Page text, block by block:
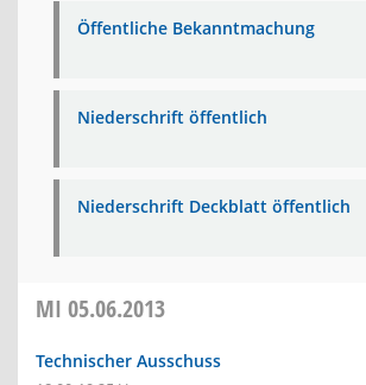
Öffentliche Bekanntmachung
Niederschrift öffentlich
Niederschrift Deckblatt öffentlich
MI 05.06.2013
Technischer Ausschuss